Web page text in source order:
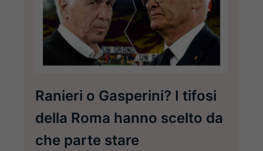
Ranieri o Gasperini? I tifosi
della Roma hanno scelto da
che parte stare